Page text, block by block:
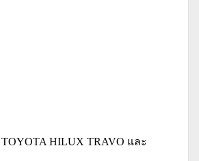
HILUX TRAVO และ